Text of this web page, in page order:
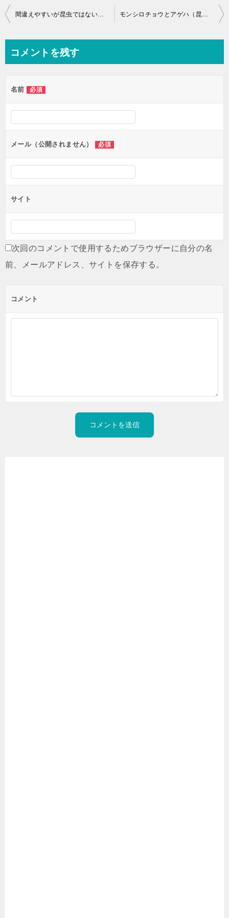
投
ビ
ー
シ
ョ
ン
間違えやすいが昆虫ではない虫：クモ・ダンゴムシ・ダニ―「中学受験＋塾なし」の勉強法 モンシロチョウとアゲハ（昆虫）―「中学受験＋塾なし」の勉強法
コメントを残す
名前 必須
メール（公開されません） 必須
サイト
次回のコメントで使用するためブラウザーに自分の名
前、メールアドレス、サイトを保存する。
コメント